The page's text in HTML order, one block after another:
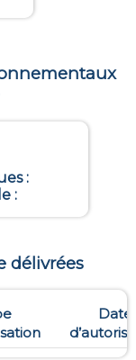
:
:
délivrées
Date